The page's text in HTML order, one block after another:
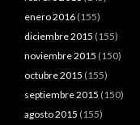
enero 2016 (155)
diciembre 2015 (155)
noviembre 2015 (150)
octubre 2015 (155)
septiembre 2015 (150)
agosto 2015 (155)